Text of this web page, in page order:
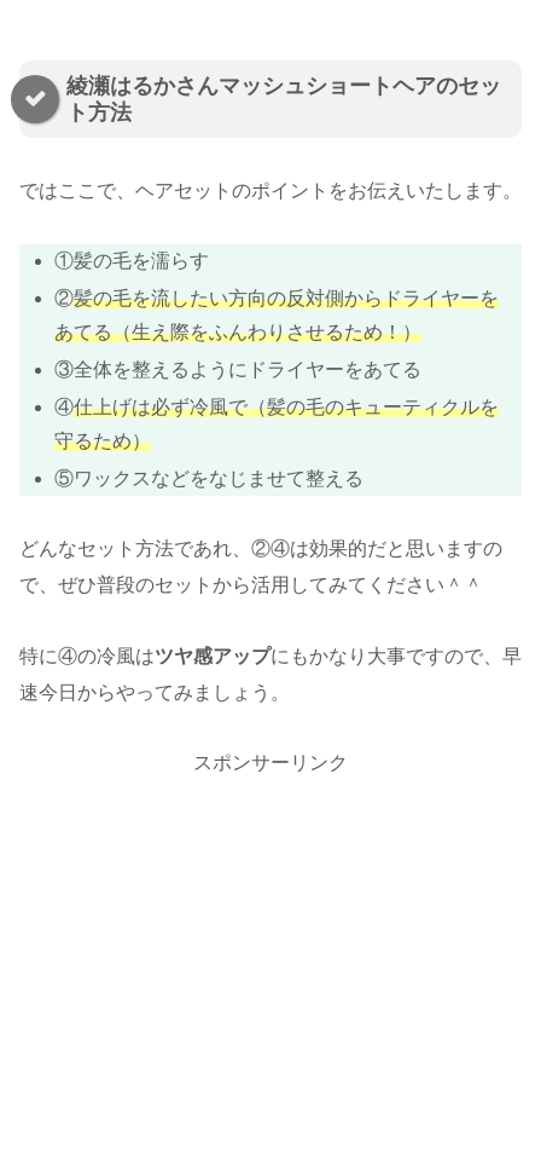
綾瀬はるかさんマッシュショートヘアのセッ
ト方法
ではここで、ヘアセットのポイントをお伝えいたします。
①髪の毛を濡らす
②髪の毛を流したい方向の反対側からドライヤーを
あてる（生え際をふんわりさせるため！）
③全体を整えるようにドライヤーをあてる
④仕上げは必ず冷風で（髪の毛のキューティクルを
守るため）
⑤ワックスなどをなじませて整える
どんなセット方法であれ、②④は効果的だと思いますの
で、ぜひ普段のセットから活用してみてください＾＾
特に④の冷風はツヤ感アップにもかなり大事ですので、早
速今日からやってみましょう。
スポンサーリンク